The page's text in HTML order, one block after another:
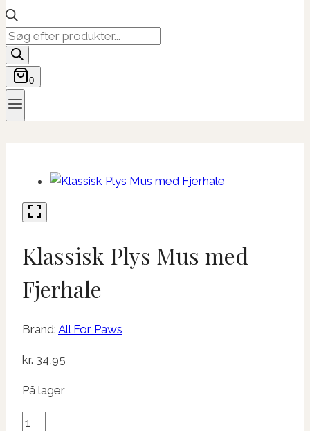
Products
search
0
Klassisk Plys Mus med
Fjerhale
Brand: All For Paws
kr. 34,95
På lager
Klassisk